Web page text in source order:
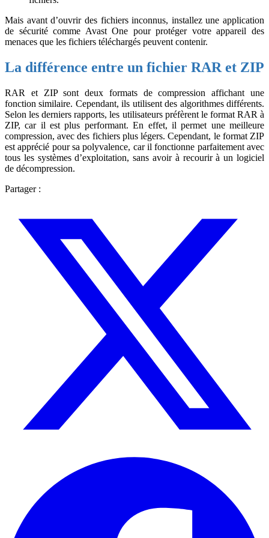
Mais avant d’ouvrir des fichiers inconnus, installez une application
de sécurité comme Avast One pour protéger votre appareil des
menaces que les fichiers téléchargés peuvent contenir.
La différence entre un fichier RAR et ZIP
RAR et ZIP sont deux formats de compression affichant une
fonction similaire. Cependant, ils utilisent des algorithmes différents.
Selon les derniers rapports, les utilisateurs préfèrent le format RAR à
ZIP, car il est plus performant. En effet, il permet une meilleure
compression, avec des fichiers plus légers. Cependant, le format ZIP
est apprécié pour sa polyvalence, car il fonctionne parfaitement avec
tous les systèmes d’exploitation, sans avoir à recourir à un logiciel
de décompression.
Partager :